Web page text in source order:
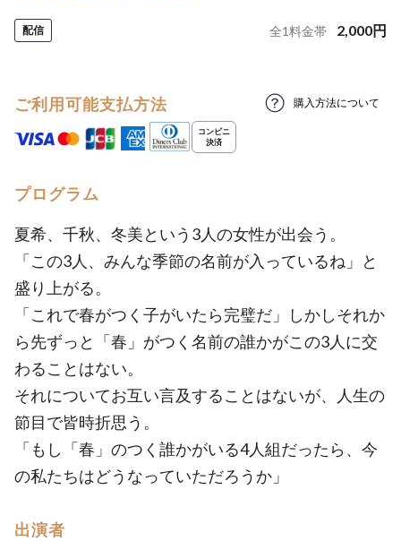
配信 全1料金帯 2,000円
ご利用可能支払方法 購入方法について
プログラム
夏希、千秋、冬美という3人の女性が出会う。
「この3人、みんな季節の名前が入っているね」と
盛り上がる。
「これで春がつく子がいたら完璧だ」しかしそれか
ら先ずっと「春」がつく名前の誰かがこの3人に交
わることはない。
それについてお互い言及することはないが、人生の
節目で皆時折思う。
「もし「春」のつく誰かがいる4人組だったら、今
の私たちはどうなっていただろうか」
出演者